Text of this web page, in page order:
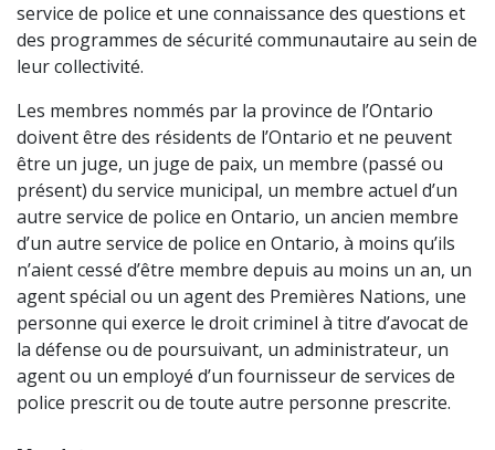
service de police et une connaissance des questions et
des programmes de sécurité communautaire au sein de
leur collectivité.
Les membres nommés par la province de l’Ontario
doivent être des résidents de l’Ontario et ne peuvent
être un juge, un juge de paix, un membre (passé ou
présent) du service municipal, un membre actuel d’un
autre service de police en Ontario, un ancien membre
d’un autre service de police en Ontario, à moins qu’ils
n’aient cessé d’être membre depuis au moins un an, un
agent spécial ou un agent des Premières Nations, une
personne qui exerce le droit criminel à titre d’avocat de
la défense ou de poursuivant, un administrateur, un
agent ou un employé d’un fournisseur de services de
police prescrit ou de toute autre personne prescrite.